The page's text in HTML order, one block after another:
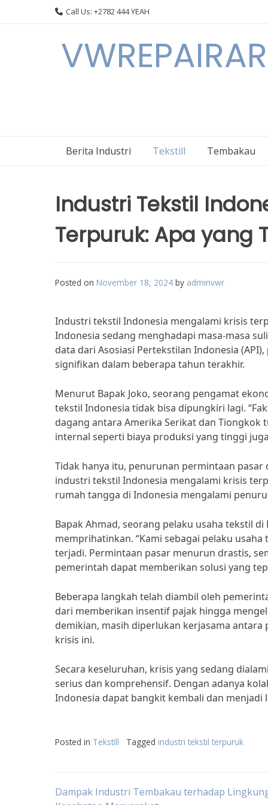
Call Us: +2782 444 YEAH
Berita Industri Tekstill Tembakau
Industri Tekstil
Terpuruk: Apa yang
Posted on November 18, 2024 by adminvwr
Industri tekstil Indonesia mengalami krisis
Indonesia sedang menghadapi masa-masa
data dari Asosiasi Pertekstilan Indonesia
signifikan dalam beberapa tahun terakhir.
Menurut Bapak Joko, seorang pengamat
tekstil Indonesia tidak bisa dipungkiri lagi.
dagang antara Amerika Serikat dan
internal seperti biaya produksi yang tinggi
Tidak hanya itu, penurunan permintaan
industri tekstil Indonesia mengalami krisis
rumah tangga di Indonesia mengalami
Bapak Ahmad, seorang pelaku usaha tekstil
memprihatinkan. “Kami sebagai pelaku
terjadi. Permintaan pasar menurun drastis,
pemerintah dapat memberikan solusi yang
Beberapa langkah telah diambil oleh
dari memberikan insentif pajak hingga
demikian, masih diperlukan kerjasama
krisis ini.
Secara keseluruhan, krisis yang sedang
serius dan komprehensif. Dengan adanya
Indonesia dapat bangkit kembali dan
Posted in Tekstill Tagged industri tekstil terpuruk
Post
Dampak Industri Tembakau terhadap